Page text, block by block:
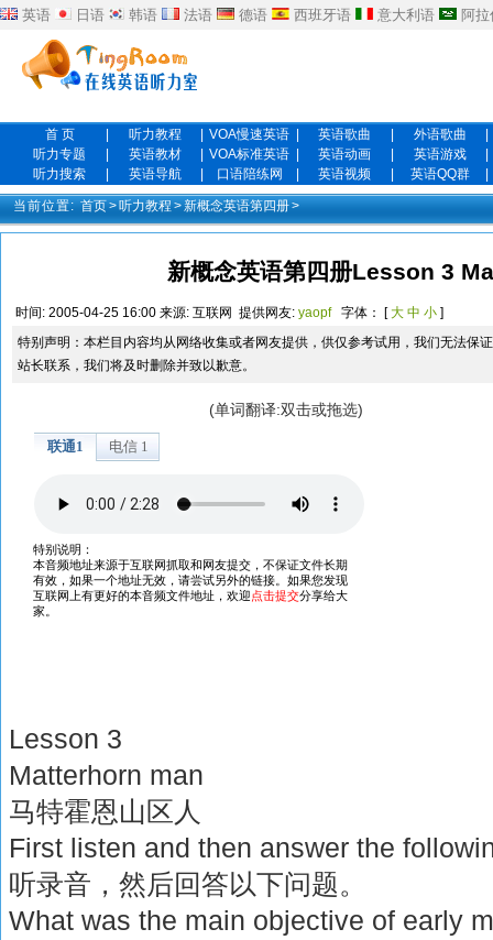
英语 日语 韩语 法语 德语 西班牙语 意大利语 阿
首 页 听力教程 VOA慢速英语 英语歌曲 外语歌曲
听力专题
英语教材 VOA标准英语 英语动画 英语游戏
听力搜索
英语导航 口语陪练网 英语视频 英语QQ群
当前位置: 首页>听力教程 >新概念英语第四册>
新概念英语第四册Lesson 3
时间: 2005-04-25 16:00 来源: 互联网 提供网友: yaopf 字体： [大 中 小 ]
特别声明：本栏目内容均从网络收集或者网友提供，供仅参考试用，我们无法保
站长联系，我们将及时删除并致以歉意。
(单词翻译:双击或拖选)
Lesson 3
Matterhorn man
马特霍恩山区人
First listen and then answer the
听录音，然后回答以下问题。
What was the main objective of early